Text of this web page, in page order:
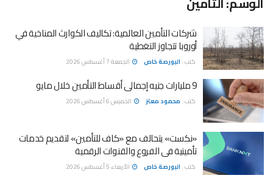
شركات التأمين العالمية: تكاليف الكوارث المناخية في
أوروبا تتجاوز التغطية
كتب : البورصة خاص الجمعة 7 أغسطس 2026
9 مليارات جنيه إجمالى أقساط التأمين خلال مايو
كتب : محمود معتز الخميس 6 أغسطس 2026
«نكست» يتحالف مع «كاف للتأمين» لتقديم خدمات
تأمينية فى الفروع والقنوات الرقمية
كتب : البورصة خاص الأربعاء 5 أغسطس 2026